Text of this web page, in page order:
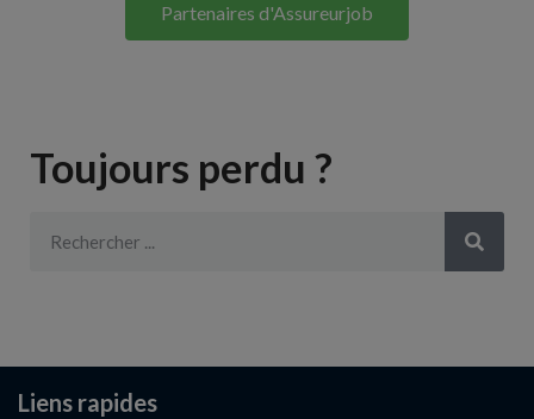
Partenaires d'Assureurjob
Toujours perdu ?
Liens rapides